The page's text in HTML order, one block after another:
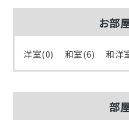
お部
洋室(0) 和室(6) 和洋
部